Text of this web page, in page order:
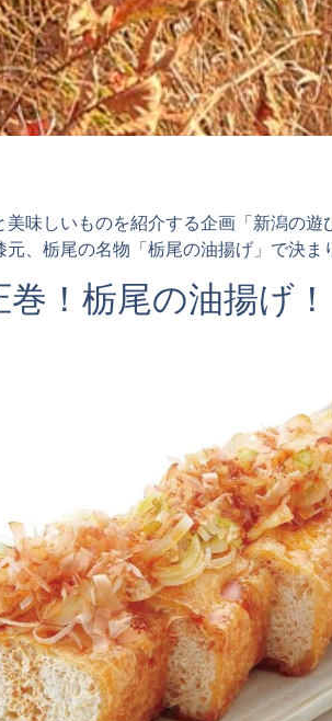
味しいものを紹介する企画「新潟の
、栃尾の名物「栃尾の油揚げ」で決ま
！栃尾の油揚げ！